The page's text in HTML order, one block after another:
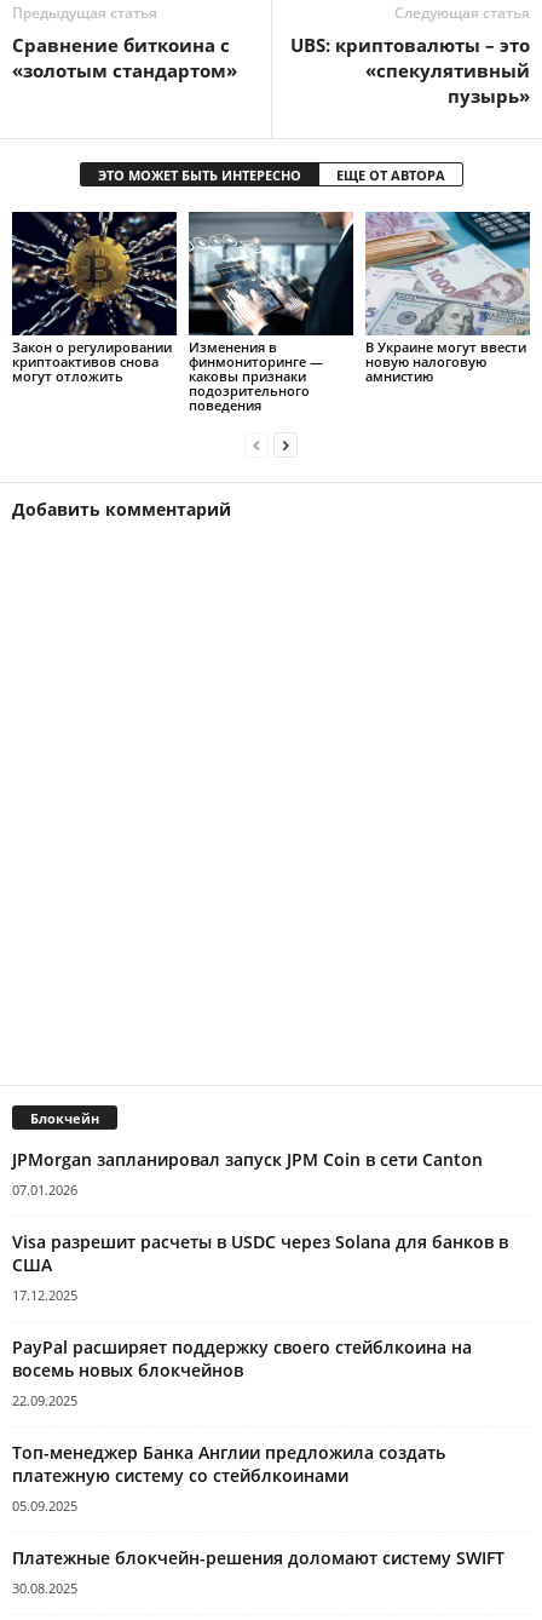
Предыдущая статья
Сравнение биткоина с
«золотым стандартом»
Следующая статья
UBS: криптовалюты – это
«спекулятивный
пузырь»
ЭТО МОЖЕТ БЫТЬ ИНТЕРЕСНО ЕЩЕ ОТ АВТОРА
Закон о регулировании
криптоактивов снова
могут отложить
Изменения в
финмониторинге —
каковы признаки
подозрительного
поведения
В Украине могут ввести
новую налоговую
амнистию
Добавить комментарий
Блокчейн
JPMorgan запланировал запуск JPM Coin в сети Canton
07.01.2026
Visa разрешит расчеты в USDC через Solana для банков в
США
17.12.2025
PayPal расширяет поддержку своего стейблкоина на
восемь новых блокчейнов
22.09.2025
Топ-менеджер Банка Англии предложила создать
платежную систему со стейблкоинами
05.09.2025
Платежные блокчейн-решения доломают систему SWIFT
30.08.2025